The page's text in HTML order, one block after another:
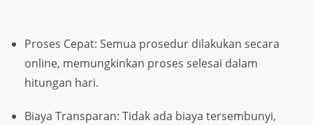
Proses Cepat: Semua prosedur dilakukan secara
online, memungkinkan proses selesai dalam
hitungan hari.
Biaya Transparan: Tidak ada biaya tersembunyi,